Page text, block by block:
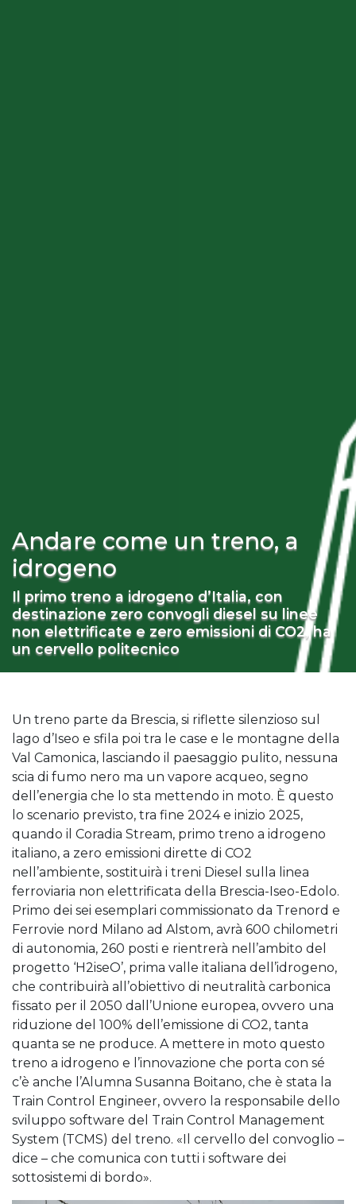
Andare come un treno, a
idrogeno
Il primo treno a idrogeno d’Italia, con
destinazione zero convogli diesel su linee
non elettrificate e zero emissioni di CO2, ha
un cervello politecnico
Un treno parte da Brescia, si riflette silenzioso sul
lago d’Iseo e sfila poi tra le case e le montagne della
Val Camonica, lasciando il paesaggio pulito, nessuna
scia di fumo nero ma un vapore acqueo, segno
dell’energia che lo sta mettendo in moto. È questo
lo scenario previsto, tra fine 2024 e inizio 2025,
quando il Coradia Stream, primo treno a idrogeno
italiano, a zero emissioni dirette di CO2
nell’ambiente, sostituirà i treni Diesel sulla linea
ferroviaria non elettrificata della Brescia-Iseo-Edolo.
Primo dei sei esemplari commissionato da Trenord e
Ferrovie nord Milano ad Alstom, avrà 600 chilometri
di autonomia, 260 posti e rientrerà nell’ambito del
progetto ‘H2iseO’, prima valle italiana dell’idrogeno,
che contribuirà all’obiettivo di neutralità carbonica
fissato per il 2050 dall’Unione europea, ovvero una
riduzione del 100% dell’emissione di CO2, tanta
quanta se ne produce. A mettere in moto questo
treno a idrogeno e l’innovazione che porta con sé
c’è anche l’Alumna Susanna Boitano, che è stata la
Train Control Engineer, ovvero la responsabile dello
sviluppo software del Train Control Management
System (TCMS) del treno. «Il cervello del convoglio –
dice – che comunica con tutti i software dei
sottosistemi di bordo».